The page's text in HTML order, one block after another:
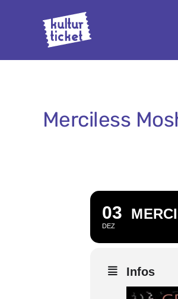
Merciless
03
DEZ
Infos